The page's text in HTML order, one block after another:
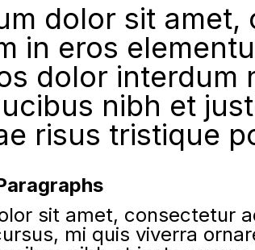
dolor sit
in eros
dolor interdum
nibh et
risus tristique
sit amet, consectetur
mi quis viverra